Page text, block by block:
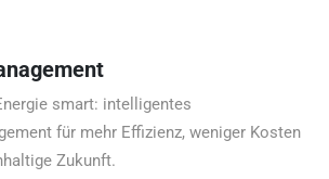
smart: intelligentes
für mehr Effizienz, weniger Kosten
Zukunft.